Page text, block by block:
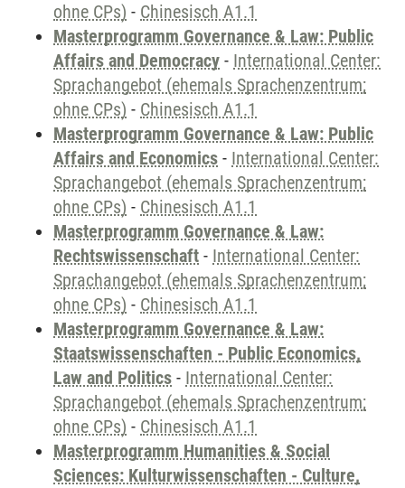
ohne CPs) - Chinesisch A1.1
Masterprogramm Governance & Law: Public
Affairs and Democracy - International Center:
Sprachangebot (ehemals Sprachenzentrum;
ohne CPs) - Chinesisch A1.1
Masterprogramm Governance & Law: Public
Affairs and Economics - International Center:
Sprachangebot (ehemals Sprachenzentrum;
ohne CPs) - Chinesisch A1.1
Masterprogramm Governance & Law:
Rechtswissenschaft - International Center:
Sprachangebot (ehemals Sprachenzentrum;
ohne CPs) - Chinesisch A1.1
Masterprogramm Governance & Law:
Staatswissenschaften - Public Economics,
Law and Politics - International Center:
Sprachangebot (ehemals Sprachenzentrum;
ohne CPs) - Chinesisch A1.1
Masterprogramm Humanities & Social
Sciences: Kulturwissenschaften - Culture,